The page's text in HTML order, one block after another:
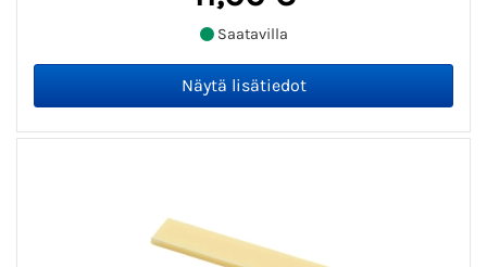
Saatavilla